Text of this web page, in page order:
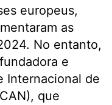
europeus,
as
No entanto,
e
Internacional de
que